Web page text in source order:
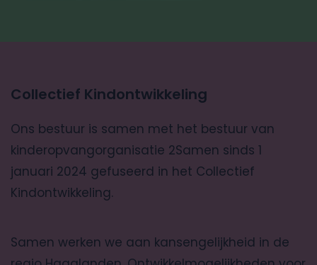
Collectief Kindontwikkeling
Ons bestuur is samen met het bestuur van
kinderopvangorganisatie 2Samen sinds 1
januari 2024 gefuseerd in het Collectief
Kindontwikkeling.
Samen werken we aan kansengelijkheid in de